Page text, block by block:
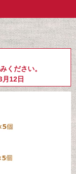
ください。
12日